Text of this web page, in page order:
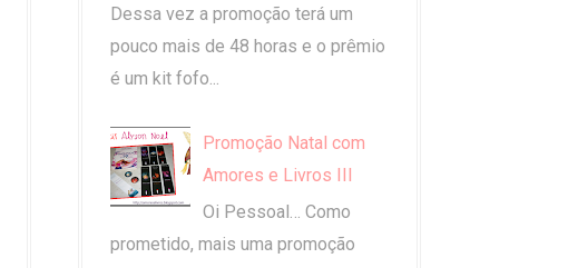
Dessa vez a promoção terá um
pouco mais de 48 horas e o prêmio
é um kit fofo...
Promoção Natal com
Amores e Livros III
Oi Pessoal… Como
prometido, mais uma promoção